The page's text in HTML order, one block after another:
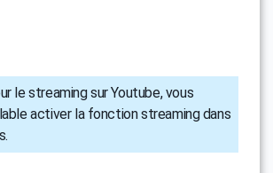
le streaming sur Youtube, vous
activer la fonction streaming dans